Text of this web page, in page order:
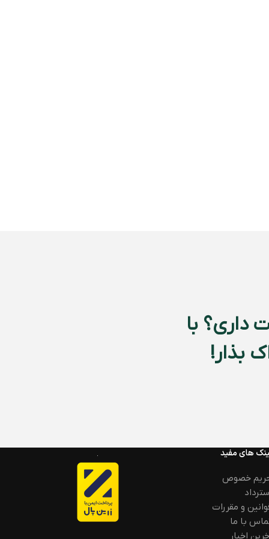
داری؟ با
بذار!
های مفید
خصوص
و مقررات
با ما
اخبار